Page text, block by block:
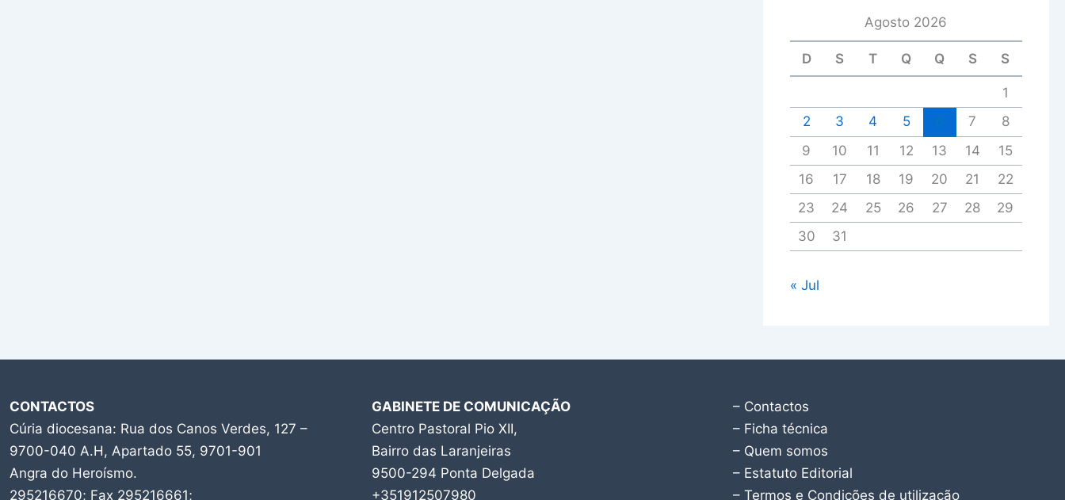
Agosto 2026
D S T Q Q S S
1
2
3 4 5 7
8
9
10 11 12 13 14
15
16
17 18 19 20 21
22
23
24 25 26 27 28
29
30
31
« Jul
CONTACTOS
Cúria diocesana: Rua dos Canos Verdes, 127 –
9700-040 A.H, Apartado 55, 9701-901
Angra do Heroísmo.
295216670; Fax 295216661;
GABINETE DE COMUNICAÇÃO
Centro Pastoral Pio XII,
Bairro das Laranjeiras
9500-294 Ponta Delgada
+351912507980
– Contactos
– Ficha técnica
– Quem somos
– Estatuto Editorial
– Termos e Condições de utilização